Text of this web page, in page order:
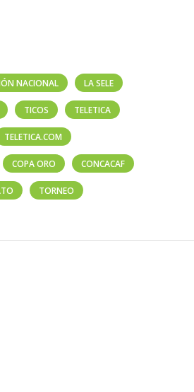
NACIONAL LA SELE
TICOS TELETICA
TELETICA.COM
COPA ORO CONCACAF
TORNEO